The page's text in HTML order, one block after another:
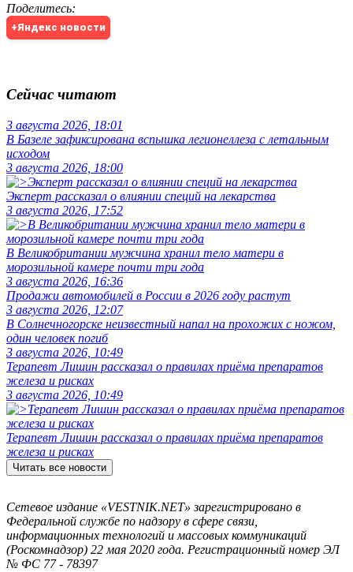
Поделитесь:
+Яндекс новости
Сейчас читают
3 августа 2026, 18:01
В Базеле зафиксирована вспышка легионеллеза с летальным
исходом
3 августа 2026, 18:00
Эксперт рассказал о влиянии специй на лекарства
3 августа 2026, 17:52
В Великобритании мужчина хранил тело матери в
морозильной камере почти три года
3 августа 2026, 16:36
Продажи автомобилей в России в 2026 году растут
3 августа 2026, 12:07
В Солнечногорске неизвестный напал на прохожих с ножом,
один человек погиб
3 августа 2026, 10:49
Терапевт Лишин рассказал о правилах приёма препаратов
железа и рисках
3 августа 2026, 10:49
Терапевт Лишин рассказал о правилах приёма препаратов
железа и рисках
Читать все новости
Сетевое издание «VESTNIK.NET» зарегистрировано в
Федеральной службе по надзору в сфере связи,
информационных технологий и массовых коммуникаций
(Роскомнадзор) 22 мая 2020 года. Регистрационный номер ЭЛ
№ ФС 77 - 78397